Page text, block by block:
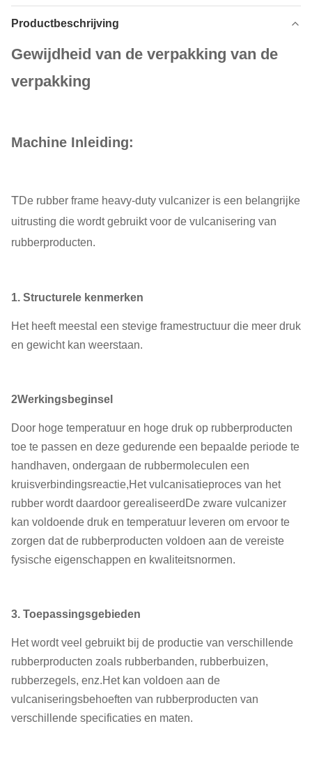
Productbeschrijving
Gewijdheid van de verpakking van de
verpakking
Machine Inleiding:
TDe rubber frame heavy-duty vulcanizer is een belangrijke
uitrusting die wordt gebruikt voor de vulcanisering van
rubberproducten.
1. Structurele kenmerken
Het heeft meestal een stevige framestructuur die meer druk
en gewicht kan weerstaan.
2Werkingsbeginsel
Door hoge temperatuur en hoge druk op rubberproducten
toe te passen en deze gedurende een bepaalde periode te
handhaven, ondergaan de rubbermoleculen een
kruisverbindingsreactie,Het vulcanisatieproces van het
rubber wordt daardoor gerealiseerdDe zware vulcanizer
kan voldoende druk en temperatuur leveren om ervoor te
zorgen dat de rubberproducten voldoen aan de vereiste
fysische eigenschappen en kwaliteitsnormen.
3. Toepassingsgebieden
Het wordt veel gebruikt bij de productie van verschillende
rubberproducten zoals rubberbanden, rubberbuizen,
rubberzegels, enz.Het kan voldoen aan de
vulcaniseringsbehoeften van rubberproducten van
verschillende specificaties en maten.